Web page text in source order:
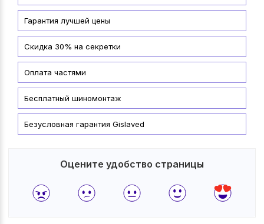
Гарантия лучшей цены
Скидка 30% на секретки
Оплата частями
Бесплатный шиномонтаж
Безусловная гарантия Gislaved
Оцените удобство страницы